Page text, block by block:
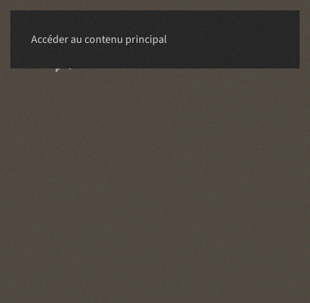
Accéder au contenu principal